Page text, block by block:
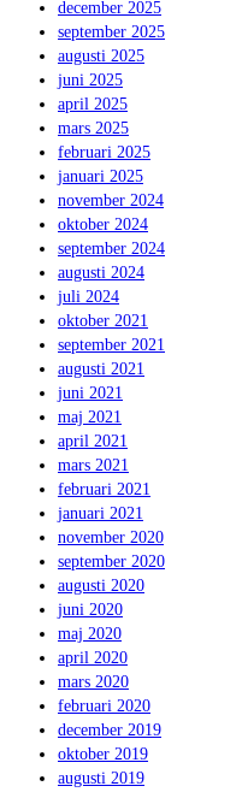
december 2025
september 2025
augusti 2025
juni 2025
april 2025
mars 2025
februari 2025
januari 2025
november 2024
oktober 2024
september 2024
augusti 2024
juli 2024
oktober 2021
september 2021
augusti 2021
juni 2021
maj 2021
april 2021
mars 2021
februari 2021
januari 2021
november 2020
september 2020
augusti 2020
juni 2020
maj 2020
april 2020
mars 2020
februari 2020
december 2019
oktober 2019
augusti 2019